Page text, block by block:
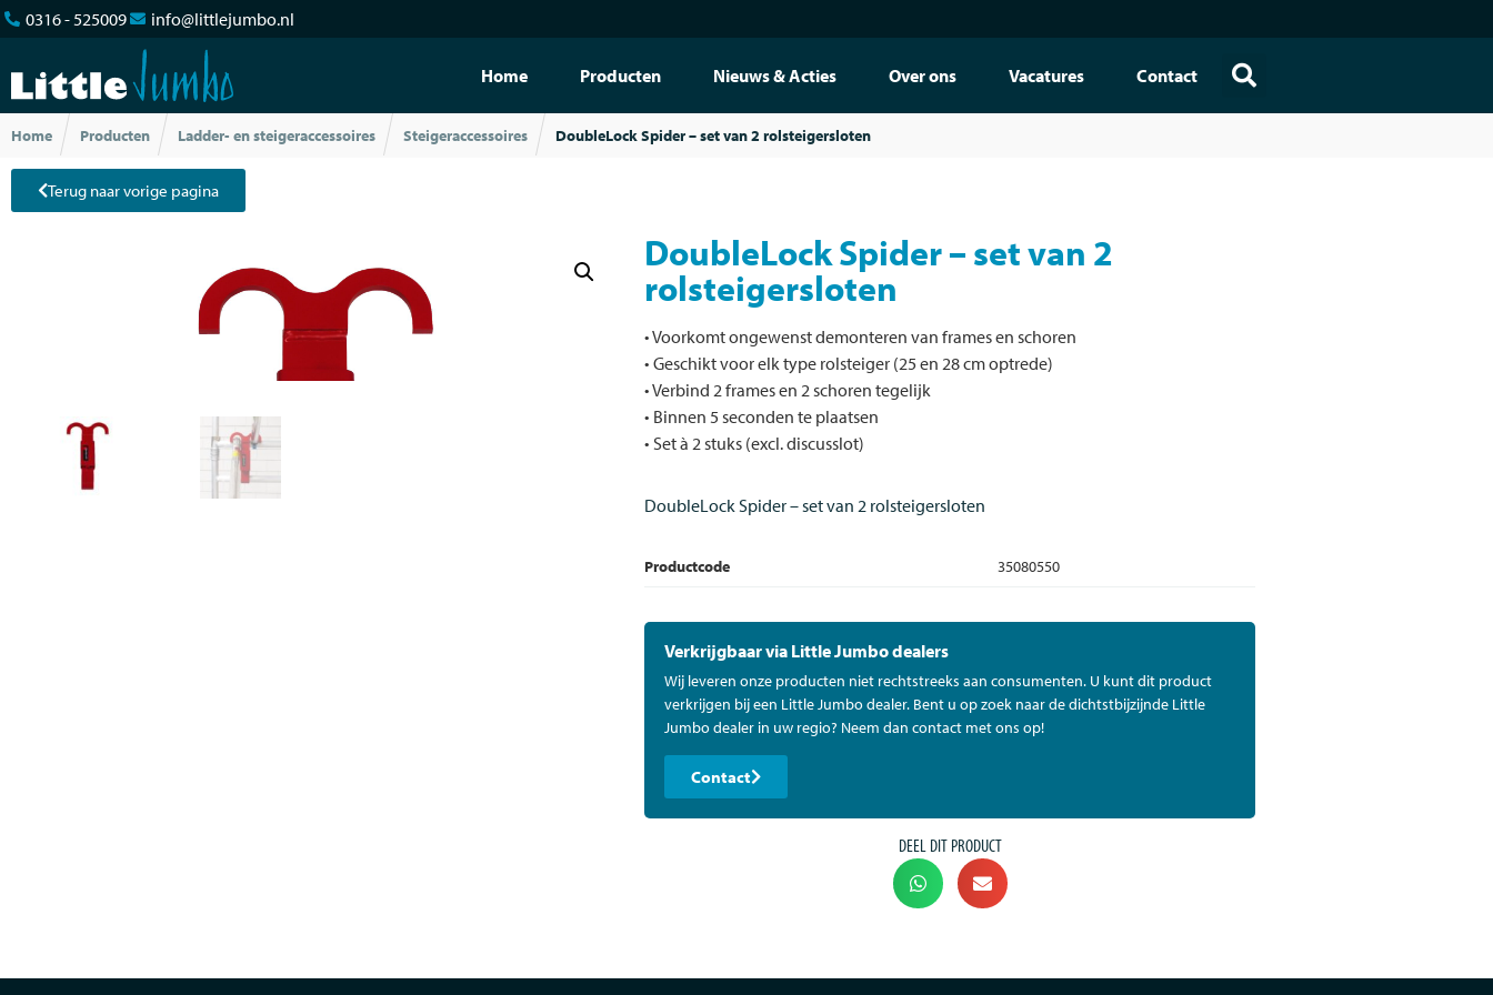
0316 - 525009 info@littlejumbo.nl
Home Producten Nieuws & Acties Over ons Vacatures Contact
Home Producten Ladder- en steigeraccessoires Steigeraccessoires DoubleLock Spider – set van 2 rolsteigersloten
Terug naar vorige pagina
DoubleLock Spider – set van 2
rolsteigersloten
• Voorkomt ongewenst demonteren van frames en schoren
• Geschikt voor elk type rolsteiger (25 en 28 cm optrede)
• Verbind 2 frames en 2 schoren tegelijk
• Binnen 5 seconden te plaatsen
• Set à 2 stuks (excl. discusslot)
DoubleLock Spider – set van 2 rolsteigersloten
Productcode 35080550
Verkrijgbaar via Little Jumbo dealers
Wij leveren onze producten niet rechtstreeks aan consumenten. U kunt dit product
verkrijgen bij een Little Jumbo dealer. Bent u op zoek naar de dichtstbijzijnde Little
Jumbo dealer in uw regio? Neem dan contact met ons op!
Contact
DEEL DIT PRODUCT